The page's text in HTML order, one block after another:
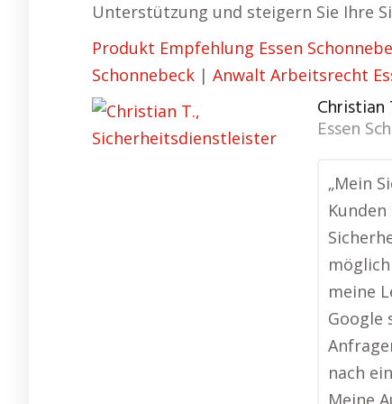
Unterstützung und steigern Sie Ihre
Produkt Empfehlung Essen
Schonnebeck | Anwalt Arbeitsrecht
Essen
„Mein
meine
Google
nach